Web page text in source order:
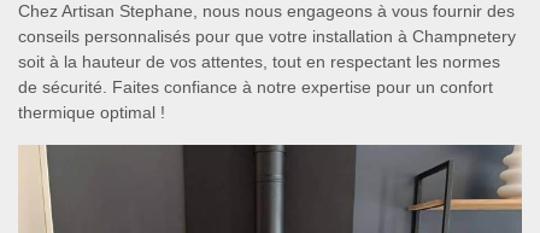
Chez Artisan Stephane, nous nous engageons à vous fournir des
conseils personnalisés pour que votre installation à Champnetery
soit à la hauteur de vos attentes, tout en respectant les normes
de sécurité. Faites confiance à notre expertise pour un confort
thermique optimal !